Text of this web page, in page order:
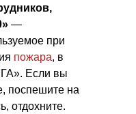
—
при
пожара, в
Если вы
поспешите на
отдохните.